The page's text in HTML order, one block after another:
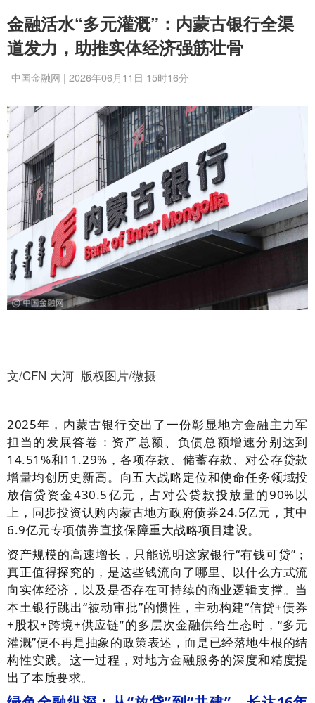
金融活水“多元灌溉”：内蒙古银行全渠
道发力，助推实体经济强筋壮骨
中国金融网 | 2026年06月11日 15时16分
文/CFN 大河 版权图片/微摄
2025年，内蒙古银行交出了一份彰显地方金融主力军
担当的发展答卷：资产总额、负债总额增速分别达到
14.51%和11.29%，各项存款、储蓄存款、对公存贷款
增量均创历史新高。向五大战略定位和使命任务领域投
放信贷资金430.5亿元，占对公贷款投放量的90%以
上，同步投资认购内蒙古地方政府债券24.5亿元，其中
6.9亿元专项债券直接保障重大战略项目建设。
资产规模的高速增长，只能说明这家银行“有钱可贷”；
真正值得探究的，是这些钱流向了哪里、以什么方式流
向实体经济，以及是否存在可持续的商业逻辑支撑。当
本土银行跳出“被动审批”的惯性，主动构建“信贷+债券
+股权+跨境+供应链”的多层次金融供给生态时，“多元
灌溉”便不再是抽象的政策表述，而是已经落地生根的结
构性实践。这一过程，对地方金融服务的深度和精度提
出了本质要求。